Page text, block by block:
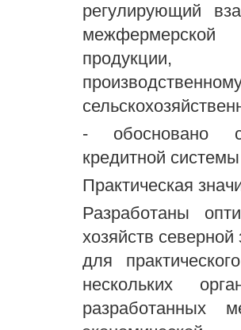
регулирующий
межфермерской
продукции,
- обосновано
кредитной
Практическая
Разработаны
хозяйств
для
нескольких
разработанных